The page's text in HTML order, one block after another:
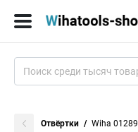
Отвёртки Wiha 01289